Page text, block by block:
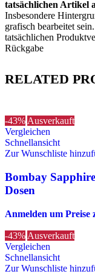
tatsächlichen Artikel
Insbesondere
grafisch bearbeitet
tatsächlichen
Rückgabe
RELATED
-43% Ausverkauft
Vergleichen
Schnellansicht
Zur Wunschliste
Bombay
Dosen
Anmelden um Preise
-43% Ausverkauft
Vergleichen
Schnellansicht
Zur Wunschliste